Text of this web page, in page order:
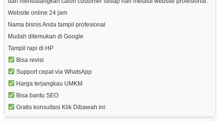
Website online 24 jam
Nama bisnis Anda tampil profesional
Mudah ditemukan di Google
Tampil rapi di HP
Bisa revisi
Support cepat via WhatsApp
Harga terjangkau UMKM
Bisa bantu SEO
Gratis konsultasi Klik Dibawah ini: